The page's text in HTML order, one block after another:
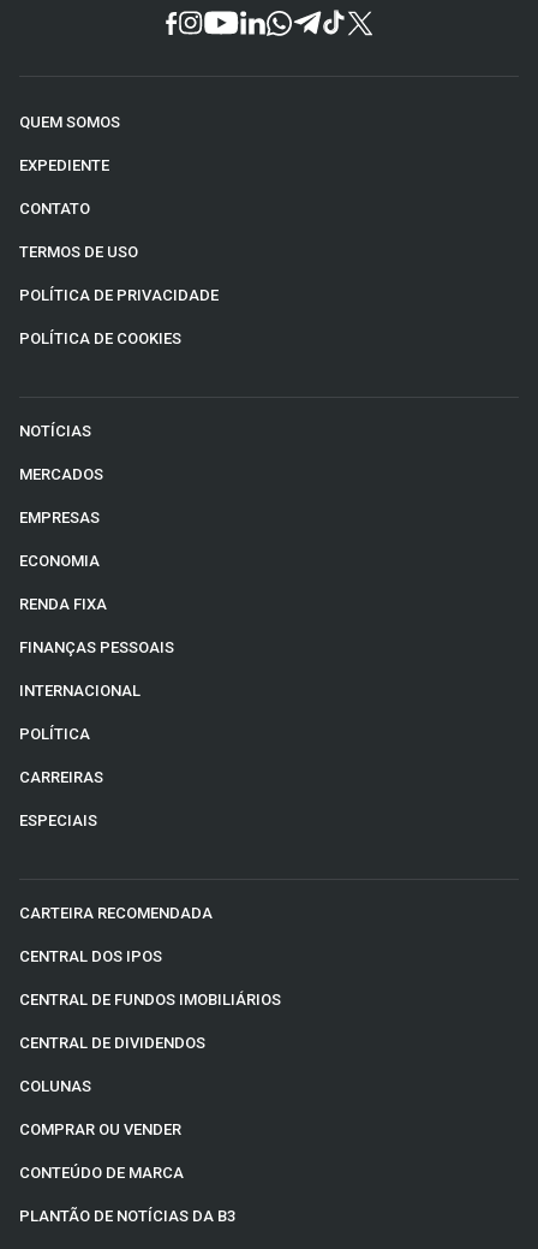
QUEM SOMOS
EXPEDIENTE
CONTATO
TERMOS DE USO
POLÍTICA DE PRIVACIDADE
POLÍTICA DE COOKIES
NOTÍCIAS
MERCADOS
EMPRESAS
ECONOMIA
RENDA FIXA
FINANÇAS PESSOAIS
INTERNACIONAL
POLÍTICA
CARREIRAS
ESPECIAIS
CARTEIRA RECOMENDADA
CENTRAL DOS IPOS
CENTRAL DE FUNDOS IMOBILIÁRIOS
CENTRAL DE DIVIDENDOS
COLUNAS
COMPRAR OU VENDER
CONTEÚDO DE MARCA
PLANTÃO DE NOTÍCIAS DA B3